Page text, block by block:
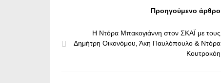
Προηγούμενο άρθρο
Η Ντόρα Μπακογιάννη στον ΣΚΑΪ με τους
Δημήτρη Οικονόμου, Άκη Παυλόπουλο & Ντόρα
Κουτροκόη